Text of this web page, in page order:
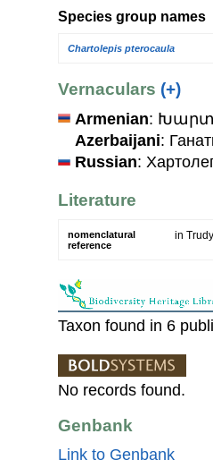
Species group names
Chartolepis pterocaula
Vernaculars (+)
Armenian:
Azerbaijani:
Russian:
Literature
nomenclatural
reference
in
Taxon found in 6
No records found.
Genbank
Link to Genbank